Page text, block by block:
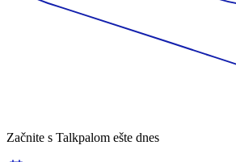
Začnite s Talkpalom ešte dnes